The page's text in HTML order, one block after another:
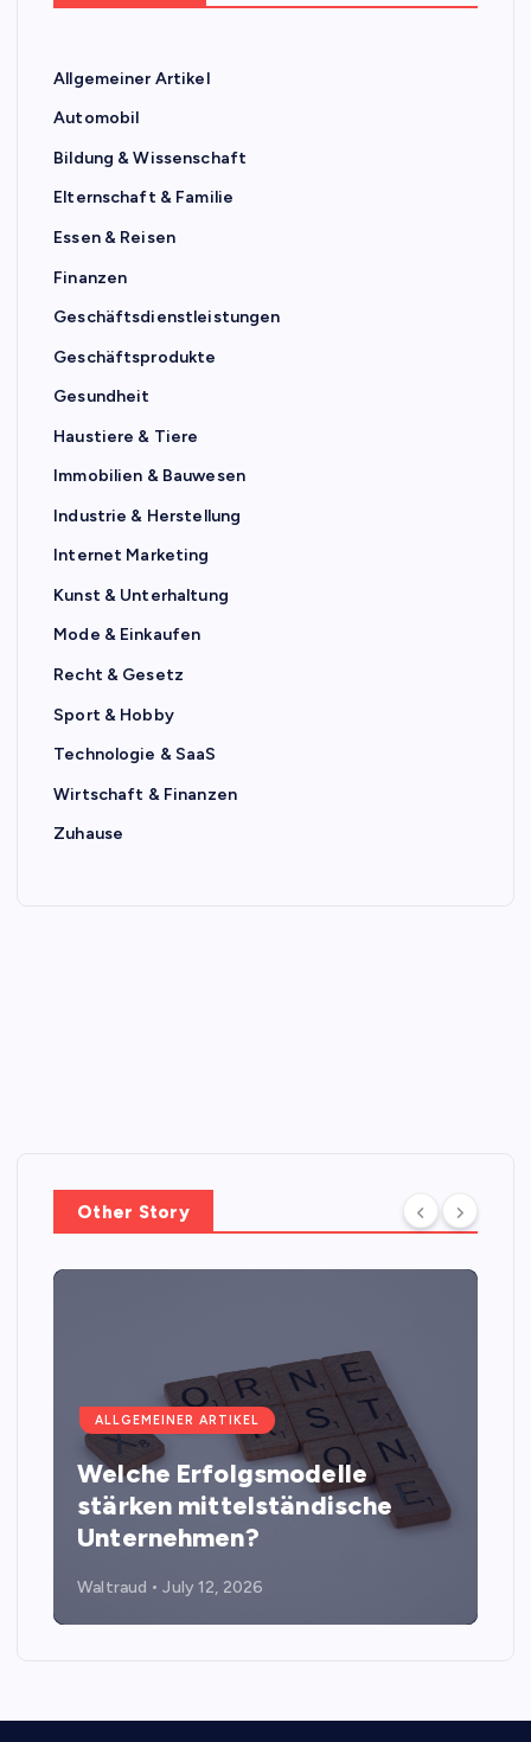
Allgemeiner Artikel
Automobil
Bildung & Wissenschaft
Elternschaft & Familie
Essen & Reisen
Finanzen
Geschäftsdienstleistungen
Geschäftsprodukte
Gesundheit
Haustiere & Tiere
Immobilien & Bauwesen
Industrie & Herstellung
Internet Marketing
Kunst & Unterhaltung
Mode & Einkaufen
Recht & Gesetz
Sport & Hobby
Technologie & SaaS
Wirtschaft & Finanzen
Zuhause
Other Story
ALLGEMEINER ARTIKEL
Welche Erfolgsmodelle
stärken mittelständische
Unternehmen?
Waltraud July 12, 2026